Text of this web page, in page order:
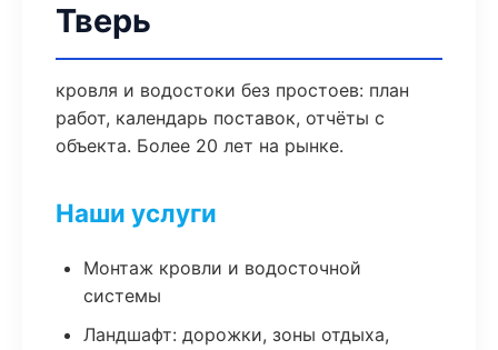
Тверь
кровля и водостоки без простоев: план
работ, календарь поставок, отчёты с
объекта. Более 20 лет на рынке.
Наши услуги
Монтаж кровли и водосточной
системы
Ландшафт: дорожки, зоны отдыха,